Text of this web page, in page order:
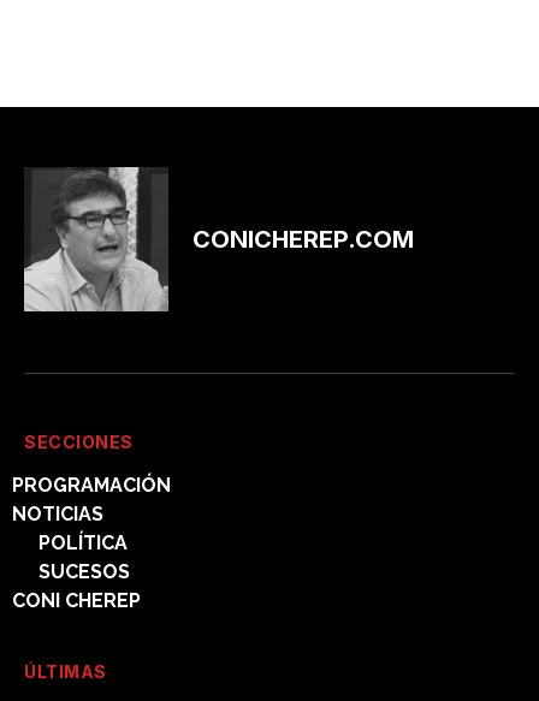
CONICHEREP.COM
SECCIONES
PROGRAMACIÓN
NOTICIAS
POLÍTICA
SUCESOS
CONI CHEREP
ÚLTIMAS